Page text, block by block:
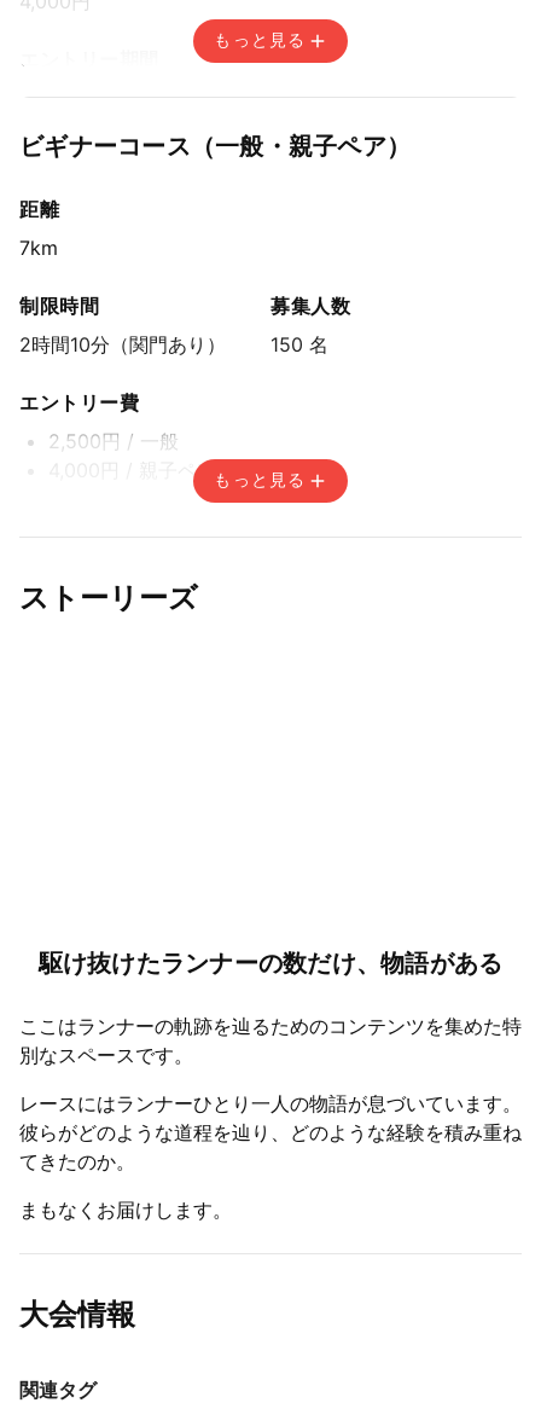
エントリー期間
先着方式
もっと見る
ビギナーコース（一般・親子ペア）
距離
7km
制限時間
2時間10分（関門あり）
募集人数
150 名
エントリー費
2,500円 / 一般
4,000円 / 親子ペア
2025年6月12日(木) 15:00〜2025年9月15日(月) 14:59
もっと見る
ストーリーズ
駆け抜けたランナーの数だけ、物語がある
ここはランナーの軌跡を辿るためのコンテンツを集めた特
別なスペースです。
レースにはランナーひとり一人の物語が息づいています。
彼らがどのような道程を辿り、どのような経験を積み重ね
てきたのか。
まもなくお届けします。
大会情報
関連タグ